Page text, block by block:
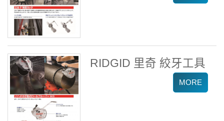
RIDGID 里奇 絞牙工具